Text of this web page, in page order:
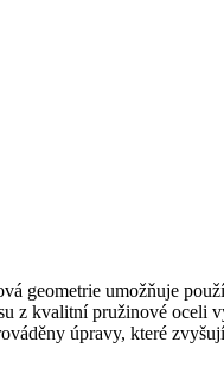
geometrie umožňuje
z kvalitní pružinové
úpravy, které zvyšují